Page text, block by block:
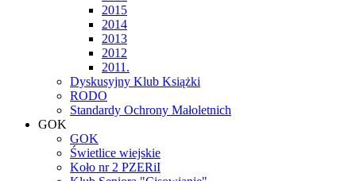
2015
2014
2013
2012
2011.
Dyskusyjny Klub Książki
RODO
Standardy Ochrony Małoletnich
GOK
GOK
Świetlice wiejskie
Koło nr 2 PZERiI